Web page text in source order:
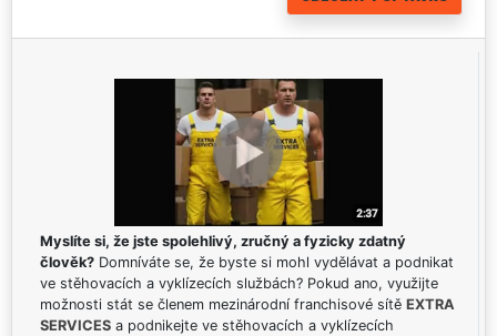
Myslíte si, že jste spolehlivý, zručný a fyzicky zdatný
člověk? Domníváte se, že byste si mohl vydělávat a podnikat
ve stěhovacích a vyklízecích službách? Pokud ano, využijte
možnosti stát se členem mezinárodní franchisové sítě EXTRA
SERVICES a podnikejte ve stěhovacích a vyklízecích